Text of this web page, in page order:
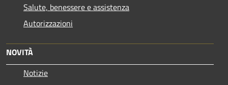
Salute, benessere e assistenza
Autorizzazioni
NOVITÀ
Notizie